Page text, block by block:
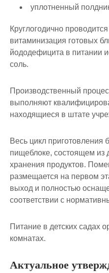
уплотненный
Круглогодично
витаминизация готовых
йододефицита в питании
соль.
Производственный
выполняют
находящиеся в штате
Весь цикл приготовления
пищеблоке, состоящем из
хранения продуктов.
размещается на первом
выход и полностью
соответствии с
Питание в детских садах
комнатах.
Актуальное